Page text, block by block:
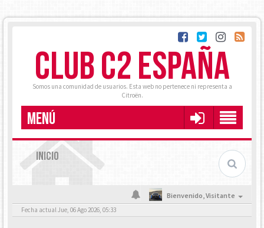
CLUB C2 ESPAÑA
Somos una comunidad de usuarios. Esta web no pertenece ni representa a
Citroën.
MENÚ
INICIO
Bienvenido,Visitante
Fecha actual Jue, 06 Ago 2026, 05:33